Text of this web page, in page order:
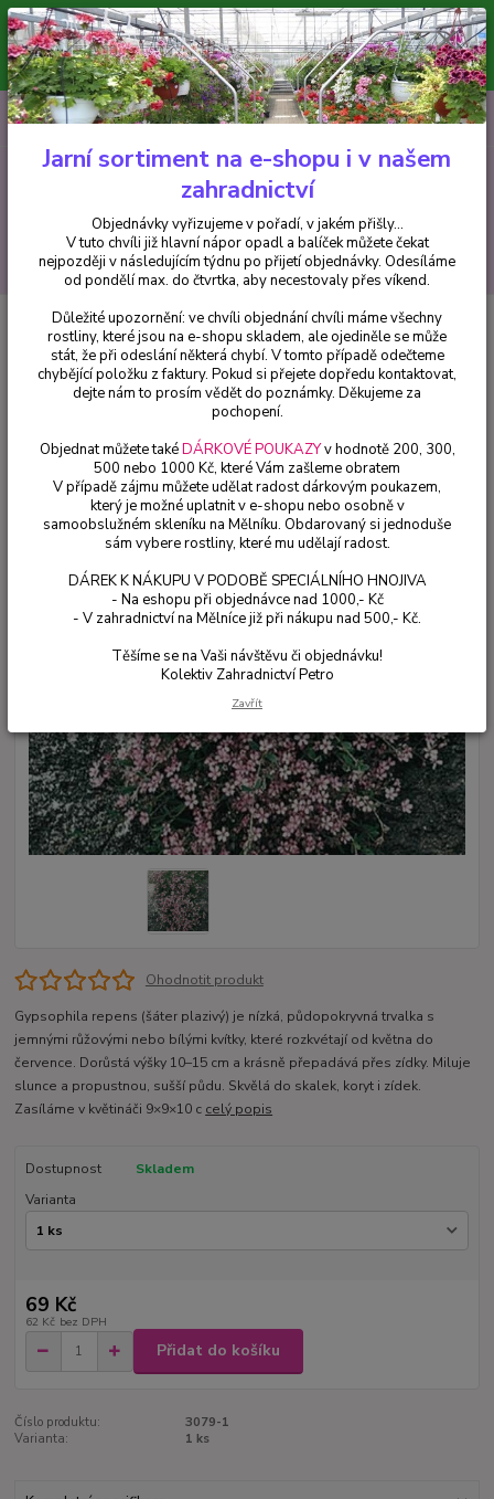
Minimální hodnota pro odeslání z e-shopu je 300 Kč.
V tuto chvíli již hlavní nápor objednávek opadl a balíček můžete čekat
nejpozději v následujícím týdnu po přijetí objednávky. Objednávky
vyřizujeme v pořadí, v jakém přišly...
CZK
Hledat
+420 602 223 614 0ks
za0 Kč
Trvalky Šáter (Gypsophilla Repens) - 1 ks
Šáter (Gypsophilla Repens) - 1 ks
Ohodnotit produkt
Gypsophila repens (šáter plazivý) je nízká, půdopokryvná trvalka s
jemnými růžovými nebo bílými kvítky, které rozkvétají od května do
července. Dorůstá výšky 10–15 cm a krásně přepadává přes zídky. Miluje
slunce a propustnou, sušší půdu. Skvělá do skalek, koryt i zídek.
Zasíláme v květináči 9×9×10 c celý popis
Dostupnost
Skladem
Varianta
69 Kč
62 Kč bez DPH
Přidat do košíku
Číslo produktu:
3079-1
Varianta:
1 ks
Jarní sortiment na e-shopu i v našem
zahradnictví
Objednávky vyřizujeme v pořadí, v jakém přišly...
V tuto chvíli již hlavní nápor opadl a balíček můžete čekat
nejpozději v následujícím týdnu po přijetí objednávky. Odesíláme
od pondělí max. do čtvrtka, aby necestovaly přes víkend.
Důležité upozornění: ve chvíli objednání chvíli máme všechny
rostliny, které jsou na e-shopu skladem, ale ojediněle se může
stát, že při odeslání některá chybí. V tomto případě odečteme
chybějící položku z faktury. Pokud si přejete dopředu kontaktovat,
dejte nám to prosím vědět do poznámky. Děkujeme za
pochopení.
Objednat můžete takéDÁRKOVÉ POUKAZYv hodnotě 200, 300,
500 nebo 1000 Kč, které Vám zašleme obratem
V případě zájmu můžete udělat radost dárkovým poukazem,
který je možné uplatnit v e-shopu nebo osobně v
samoobslužném skleníku na Mělníku. Obdarovaný si jednoduše
sám vybere rostliny, které mu udělají radost.
DÁREK K NÁKUPU V PODOBĚ SPECIÁLNÍHO HNOJIVA
- Na eshopu při objednávce nad 1000,- Kč
- V zahradnictví na Mělníce již při nákupu nad 500,- Kč.
Těšíme se na Vaši návštěvu či objednávku!
Kolektiv Zahradnictví Petro
Zavřít